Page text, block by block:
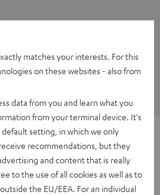
matches your interests. For this
on these websites - also from
data from you and learn what you
from your terminal device. It's
default setting, in which we only
recommendations, but they
and content that is really
to the use of all cookies as well as to
the EU/EEA. For an individual